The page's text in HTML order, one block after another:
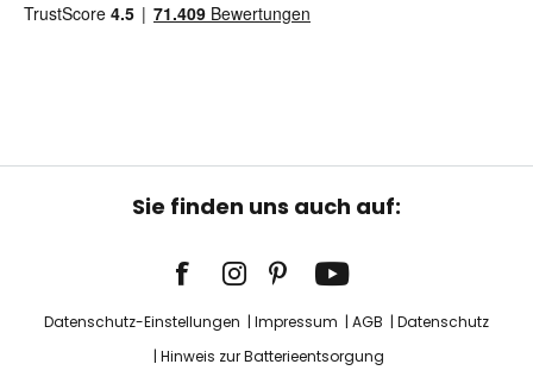
Sie finden uns auch auf:
Datenschutz-Einstellungen Impressum AGB
Datenschutz
Hinweis zur Batterieentsorgung